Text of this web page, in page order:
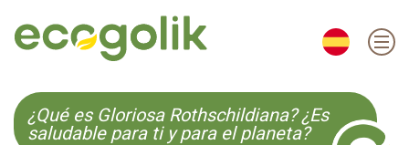
EN ES CS KO
¿Qué es Gloriosa Rothschildiana? ¿Es
saludable para ti y para el planeta?